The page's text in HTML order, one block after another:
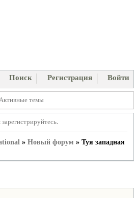
Поиск Регистрация Войти
темы
зарегистрируйтесь.
» Новый форум » Туя западная